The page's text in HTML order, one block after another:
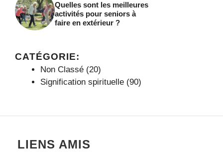
Quelles sont les meilleures
activités pour seniors à
faire en extérieur ?
CATÉGORIE:
Non Classé (20)
Signification spirituelle (90)
LIENS AMIS